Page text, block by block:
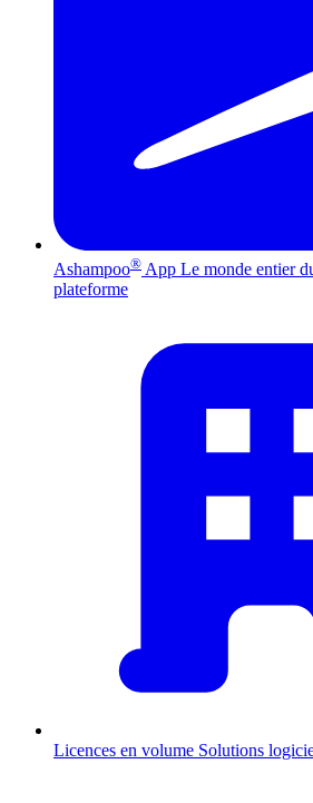
Ashampoo® App Le monde entier
plateforme
Licences en volume Solutions